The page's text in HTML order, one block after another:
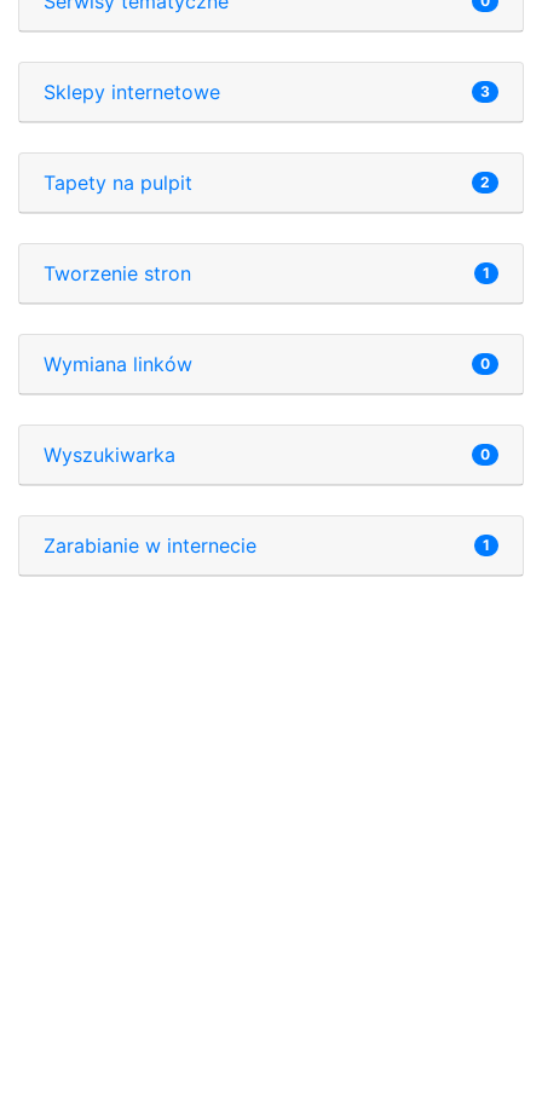
Sklepy internetowe 3
Tapety na pulpit 2
Tworzenie stron 1
Wymiana linków 0
Wyszukiwarka 0
Zarabianie w internecie 1